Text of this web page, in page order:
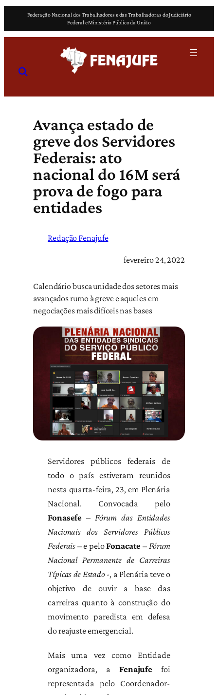
o
Federação Nacional dos Trabalhadores e das Trabalhadoras do Judiciário
Federal e Ministério Público da União
Avança estado de
greve dos Servidores
Federais: ato
nacional do 16M será
prova de fogo para
entidades
Redação Fenajufe
fevereiro 24, 2022
Calendário busca unidade dos setores mais
avançados rumo à greve e aqueles em
negociações mais difíceis nas bases
Servidores públicos federais de
todo o país estiveram reunidos
nesta quarta-feira, 23, em Plenária
Nacional. Convocada pelo
Fonasefe –Fórum das Entidades
Nacionais dos Servidores Públicos
Federais– e peloFonacate –Fórum
Nacional Permanente de Carreiras
Típicas de Estado-, a Plenária teve o
objetivo de ouvir a base das
carreiras quanto à construção do
movimento paredista em defesa
do reajuste emergencial.
Mais uma vez como Entidade
organizadora, a Fenajufe foi
representada pelo Coordenador-